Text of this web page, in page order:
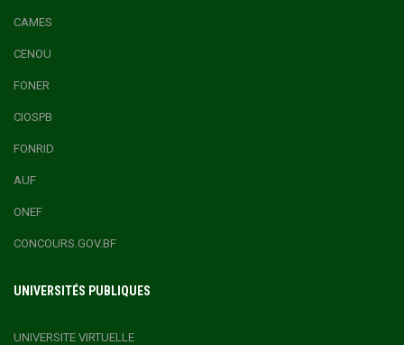
CAMES
CENOU
FONER
CIOSPB
FONRID
AUF
ONEF
CONCOURS.GOV.BF
UNIVERSITÉS PUBLIQUES
UNIVERSITE VIRTUELLE